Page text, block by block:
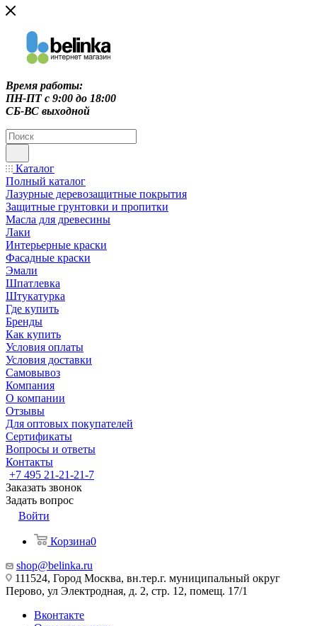
Время работы:
ПН-ПТ c 9:00 до 18:00
СБ-ВС выходной
Каталог
Полный каталог
Лазурные деревозащитные покрытия
Защитные грунтовки и пропитки
Масла для древесины
Лаки
Интерьерные краски
Фасадные краски
Эмали
Шпатлевка
Штукатурка
Где купить
Бренды
Как купить
Условия оплаты
Условия доставки
Самовывоз
Компания
О компании
Отзывы
Для оптовых покупателей
Сертификаты
Вопросы и ответы
Контакты
+7 495 21-21-21-7
Заказать звонок
Задать вопрос
Войти
Корзина0
shop@belinka.ru
111524, Город Москва, вн.тер.г. муниципальный округ
Перово, ул Электродная, д. 2, стр. 12, помещ. 17/1
Вконтакте